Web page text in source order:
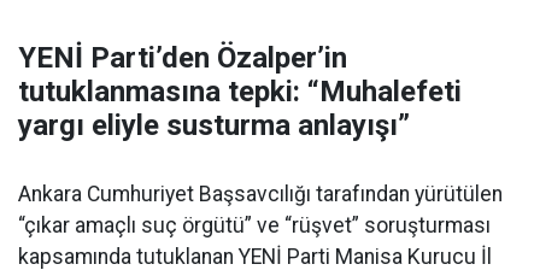
YENİ Parti’den Özalper’in
tutuklanmasına tepki: “Muhalefeti
yargı eliyle susturma anlayışı”
Ankara Cumhuriyet Başsavcılığı tarafından yürütülen
“çıkar amaçlı suç örgütü” ve “rüşvet” soruşturması
kapsamında tutuklanan YENİ Parti Manisa Kurucu İl